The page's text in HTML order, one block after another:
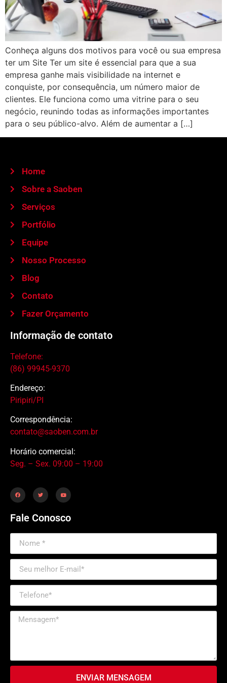
Conheça alguns dos motivos para você ou sua empresa
ter um Site Ter um site é essencial para que a sua
empresa ganhe mais visibilidade na internet e
conquiste, por consequência, um número maior de
clientes. Ele funciona como uma vitrine para o seu
negócio, reunindo todas as informações importantes
para o seu público-alvo. Além de aumentar a […]
Home
Sobre a Saoben
Serviços
Portfólio
Equipe
Nosso Processo
Blog
Contato
Fazer Orçamento
Informação de contato
Telefone:
(86) 99945-9370
Endereço:
Piripiri/PI
Correspondência:
contato@saoben.com.br
Horário comercial:
Seg. – Sex. 09:00 – 19:00
Fale Conosco
ENVIAR MENSAGEM